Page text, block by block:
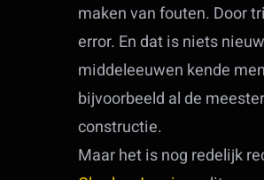
maken van fouten. Door
error. En dat is niets
middeleeuwen kende men
bijvoorbeeld al de
constructie.
Maar het is nog redelijk